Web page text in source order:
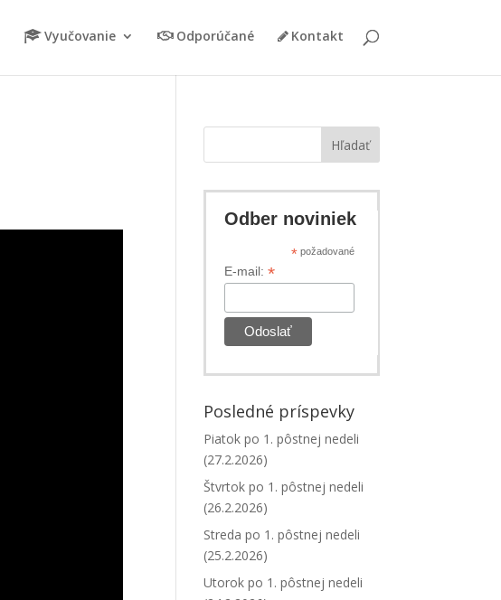
Vyučovanie Odporúčané Kontakt
Hľadať
Odber noviniek
* požadované
E-mail:*
Posledné príspevky
Piatok po 1. pôstnej nedeli
(27.2.2026)
Štvrtok po 1. pôstnej nedeli
(26.2.2026)
Streda po 1. pôstnej nedeli
(25.2.2026)
Utorok po 1. pôstnej nedeli